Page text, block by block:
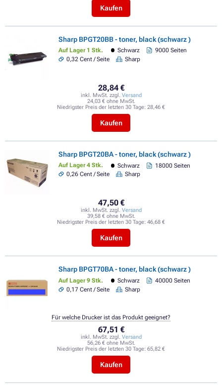
Kaufen
Sharp BPGT20BB - toner, black (schwarz )
Auf Lager 1 Stk. Schwarz
9000 Seiten
0,32 Cent / Seite
Sharp
28,84 €
inkl. MwSt. zzgl. Versand
24,03 € ohne MwSt.
Niedrigster Preis der letzten 30 Tage: 28,46 €
Kaufen
Sharp BPGT20BA - toner, black (schwarz )
Auf Lager 4 Stk. Schwarz
18000 Seiten
0,26 Cent / Seite
Sharp
47,50 €
inkl. MwSt. zzgl. Versand
39,58 € ohne MwSt.
Niedrigster Preis der letzten 30 Tage: 46,68 €
Kaufen
Sharp BPGT70BA - toner, black (schwarz )
Auf Lager 9 Stk. Schwarz
40000 Seiten
0,17 Cent / Seite
Sharp
67,51 €
inkl. MwSt. zzgl. Versand
56,26 € ohne MwSt.
Niedrigster Preis der letzten 30 Tage: 65,82 €
Kaufen
Für welche Drucker ist das Produkt geeignet?